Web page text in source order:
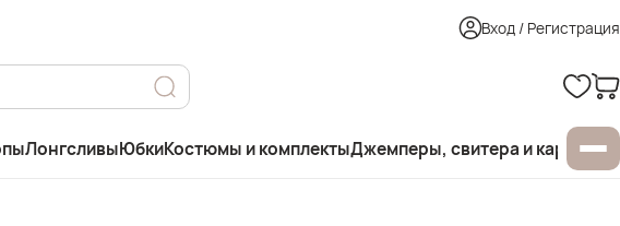
Вход / Регистрация
ЛонгсливыЮбкиКостюмы и комплектыДжемперы, свитера и